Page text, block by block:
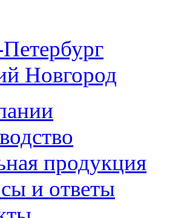
Новгород
продукция
и ответы